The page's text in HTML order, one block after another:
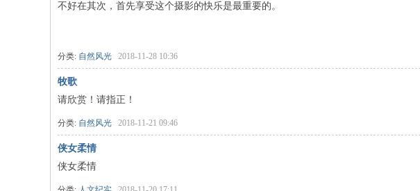
不好在其次，首先享受这个摄影的快乐是最重要的。
分类: 自然风光 2018-11-28 10:36
牧歌
请欣赏！请指正！
分类: 自然风光 2018-11-21 09:46
侠女柔情
侠女柔情